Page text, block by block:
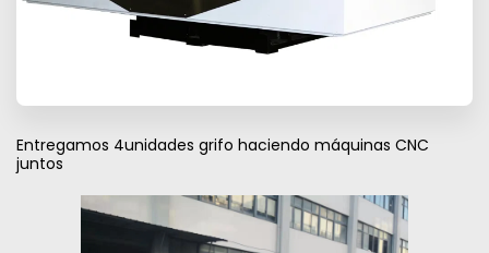
Entregamos 4unidades grifo haciendo máquinas CNC
juntos